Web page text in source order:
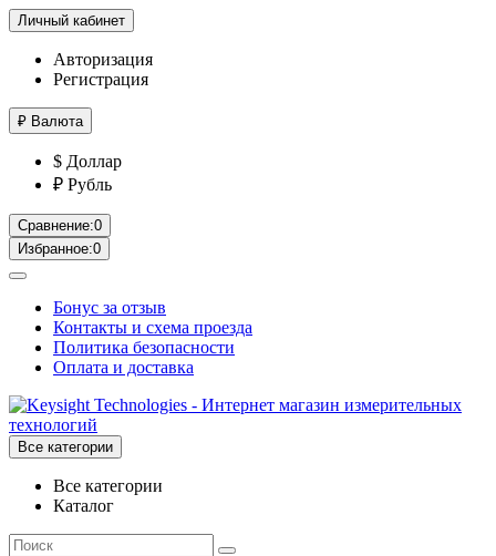
Личный кабинет
Авторизация
Регистрация
₽ Валюта
$ Доллар
₽ Рубль
Сравнение:0
Избранное:0
Бонус за отзыв
Контакты и схема проезда
Политика безопасности
Оплата и доставка
Все категории
Все категории
Каталог